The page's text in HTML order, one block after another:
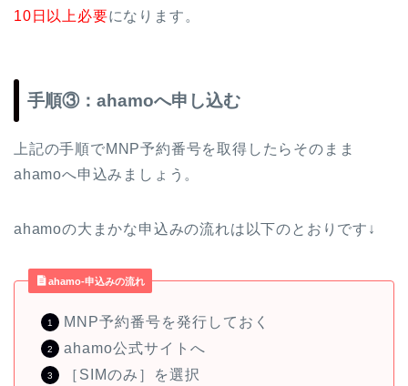
10日以上必要になります。
手順③：ahamoへ申し込む
上記の手順でMNP予約番号を取得したらそのまま
ahamoへ申込みましょう。
ahamoの大まかな申込みの流れは以下のとおりです↓
ahamo-申込みの流れ
MNP予約番号を発行しておく
ahamo公式サイトへ
［SIMのみ］を選択